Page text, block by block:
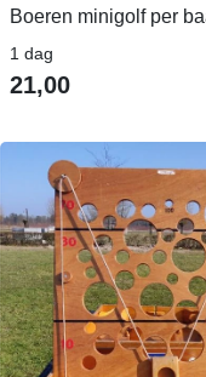
Boeren minigolf per
1 dag
21,00